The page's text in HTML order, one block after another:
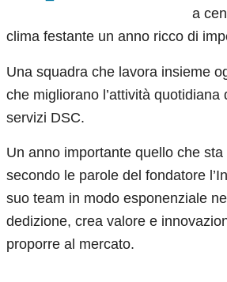
a
clima festante un anno ricco di
Una squadra che lavora insieme
che migliorano l’attività
servizi DSC.
Un anno importante quello che
secondo le parole del fondatore
suo team in modo esponenziale
dedizione, crea valore e
proporre al mercato.